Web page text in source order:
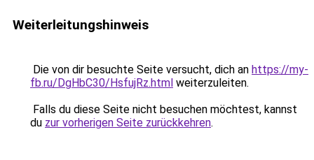
Weiterleitungshinweis
Die von dir besuchte Seite versucht, dich an https://my-
fb.ru/DgHbC30/HsfujRz.html weiterzuleiten.
Falls du diese Seite nicht besuchen möchtest, kannst
du zur vorherigen Seite zurückkehren.